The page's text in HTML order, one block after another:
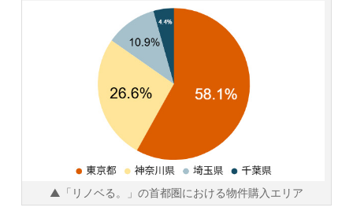
▲「リノベる。」の首都圏における物件購入エリア